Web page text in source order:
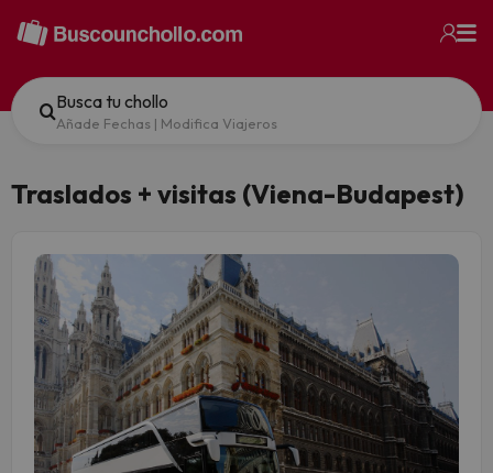
Busca tu chollo
Añade Fechas | Modifica Viajeros
Traslados + visitas (Viena-Budapest)